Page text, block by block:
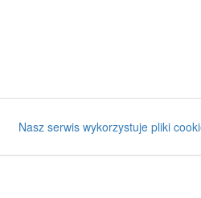
Nasz serwis wykorzystuje pliki